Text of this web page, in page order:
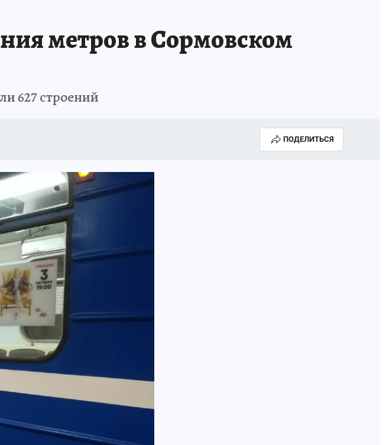
метров в Сормовском
627 строений
ПОДЕЛИТЬСЯ